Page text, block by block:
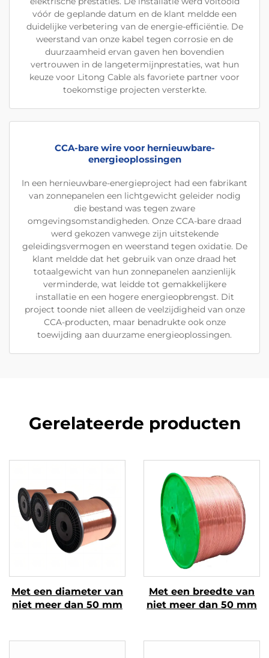
vóór de geplande datum en de klant meldde een
duidelijke verbetering van de energie-efficiëntie. De
weerstand van onze kabel tegen corrosie en de
duurzaamheid ervan gaven hen bovendien
vertrouwen in de langetermijnprestaties, wat hun
keuze voor Litong Cable als favoriete partner voor
toekomstige projecten versterkte.
CCA-bare wire voor hernieuwbare-
energieoplossingen
In een hernieuwbare-energieproject had een fabrikant
van zonnepanelen een lichtgewicht geleider nodig
die bestand was tegen zware
omgevingsomstandigheden. Onze CCA-bare draad
werd gekozen vanwege zijn uitstekende
geleidingsvermogen en weerstand tegen oxidatie. De
klant meldde dat het gebruik van onze draad het
totaalgewicht van hun zonnepanelen aanzienlijk
verminderde, wat leidde tot gemakkelijkere
installatie en een hogere energieopbrengst. Dit
project toonde niet alleen de veelzijdigheid van onze
CCA-producten, maar benadrukte ook onze
toewijding aan duurzame energieoplossingen.
Gerelateerde producten
Met een diameter van
niet meer dan 50 mm
Met een breedte van
niet meer dan 50 mm